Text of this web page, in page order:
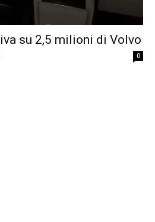
su 2,5 milioni di Volvo
0